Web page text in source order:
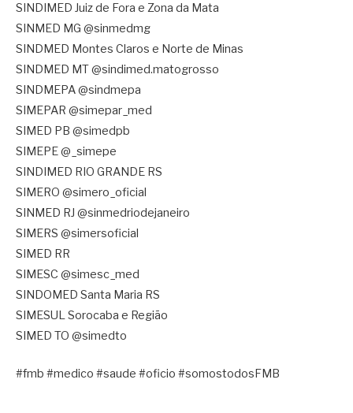
SINDIMED Juiz de Fora e Zona da Mata
SINMED MG @sinmedmg
SINDMED Montes Claros e Norte de Minas
SINDMED MT @sindimed.matogrosso
SINDMEPA @sindmepa
SIMEPAR @simepar_med
SIMED PB @simedpb
SIMEPE @_simepe
SINDIMED RIO GRANDE RS
SIMERO @simero_oficial
SINMED RJ @sinmedriodejaneiro
SIMERS @simersoficial
SIMED RR
SIMESC @simesc_med
SINDOMED Santa Maria RS
SIMESUL Sorocaba e Região
SIMED TO @simedto
#fmb #medico #saude #oficio #somostodosFMB